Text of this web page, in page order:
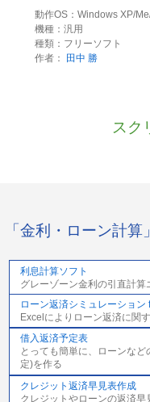
動作OS：Windows XP/
機種：汎用
種類：フリーソフト
作者：
田中 勝
スク
「金利・ローン計
利息計算ソフト
グレーゾーン金利の引直計
ローン返済シミュレーション
Excelによりローン返済に関
借入返済予定表
とっても簡単に、ローンな
定)を作る
クレジット返済早見表作成
クレジットやローンの返済早